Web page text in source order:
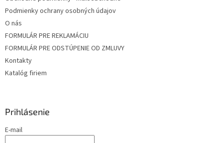
Podmienky ochrany osobných údajov
O nás
FORMULÁR PRE REKLAMÁCIU
FORMULÁR PRE ODSTÚPENIE OD ZMLUVY
Kontakty
Katalóg firiem
Prihlásenie
E-mail